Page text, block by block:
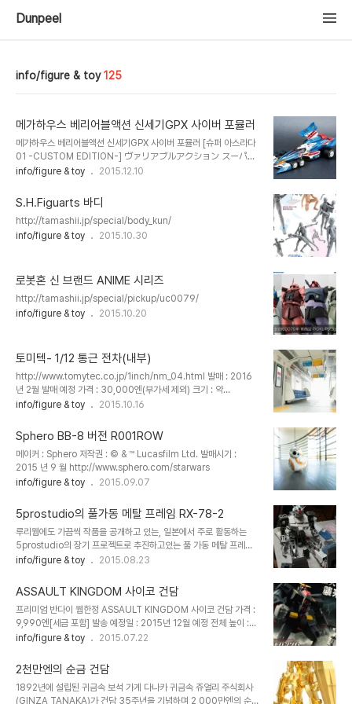
Dunpeel
info/figure & toy 125
메가하우스 베리어블액션 신세기GPX 사이버 포뮬러
메가하우스 베리어블액션 신세기GPX 사이버 포뮬러 [슈퍼 아스라다
01 -CUSTOM EDITION-] ヴァリアブルアクション スーパー
アスラーダ01-CUSTOM EDITION- 【新世紀GPXサイバーフ
9,000 엔 (세금 별도) 발매 : 2016 년 5 월 하순 발매 예정
info/figure & toy 2015.12.10
S.H.Figuarts 바디
http://tamashii.jp/special/body_kun/
info/figure & toy
2015.10.30
로봇혼 신 브랜드 ANIME 시리즈
http://tamashii.jp/special/pickup/uc0079/
info/figure & toy
2015.10.20
토미텍- 1/12 통근 전차(내부)
http://www.tomytec.co.jp/1inch/nm_04.html 발매 : 2016
년 2월 발매 예정 가격 : 30,000엔(부가세 제외) 크기 : 약
W410mm×H 210mm×D125mm
info/figure & toy 2015.10.16
Sphero BB-8 버전 R001ROW
메이커 : Sphero 저작권 : © & ™ Lucasfilm Ltd. 발매시기 :
2015 년 9 월 http://www.sphero.com/starwars
info/figure & toy
2015.09.07
5prostudio의 풀가동 메탈 프레임 RX-78-2
루리웹에도 가끔씩 작품을 공개하고 있는, 일본에서 주로 활동하는
5prostudio의 장기 프로젝트로 추진하고있는 풀 가동 메탈 프레임
RX-78-2 입니다. 3회에 걸쳐 공개중인데...(캐러하비에서 공개예
맞춤형태 + 퍼스트의 설정을 반영한 것은 저로서는 처음보는 것입니
다. pg의 풀해치 방식을 적용한 내외장 프레임 제작. 모터의 방식으로
장동되나 실린더가 연동되어 묵직한 메카닉의 움직임을 보여줄 것 같
습니다. 핸드파츠또한 주먹을 쥐고 피는 것이 가능하게 설계되어 있습
니다. 프레임에 사운드 기믹등은 보이지 않네요. 공개된 사진만으로 볼
최종사진과 작동영상을 기대하게 되..
info/figure & toy 2015.08.23
ASSAULT KINGDOM 사이코 건담
프리미엄 반다이 웹한정 ASSAULT KINGDOM 사이코 건담 가격 :
9,990엔[세금 포함] 발송 예정일 : 2015년 12월 예정 전체 높이 :
200mm http://p-bandai.jp/candytoy/item-
info/figure & toy 2015.07.22
2천만엔의 순금 건담
1892년에 설립된 귀금속 보석 가게 다나카 귀금속 쥬얼리 주식회사
(GINZA TANAKA)가 건담 35주년을 기념하며 2,000만엔의 순금